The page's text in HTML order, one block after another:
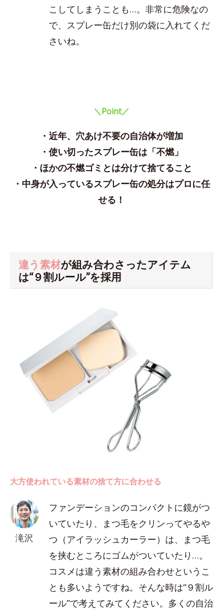
こしてしまうことも…。非常に危険なの
で、スプレー缶だけ別の袋に入れてくだ
さいね。
＼Point／
・近年、穴あけ不要の自治体が増加
・使い切ったスプレー缶は「不燃」
・ほかの不燃ゴミとは分けて捨てること
・中身が入っているスプレー缶の処分はプロに任
せる！
違う素材が組み合わさったアイテム
は“９割ルール”を採用
大方使われている素材の捨て方に合わせる
滝沢
ファンデーションのコンパクトに鏡がつ
いていたり、まつ毛をクリンってやるや
つ（アイラッシュカーラー）は、まつ毛
を挟むところにゴムがついていたり…。
コスメは違う素材の組み合わせというこ
とも多いようですね。そんな時は“９割ル
ール”で考えてみてください。多くの自治